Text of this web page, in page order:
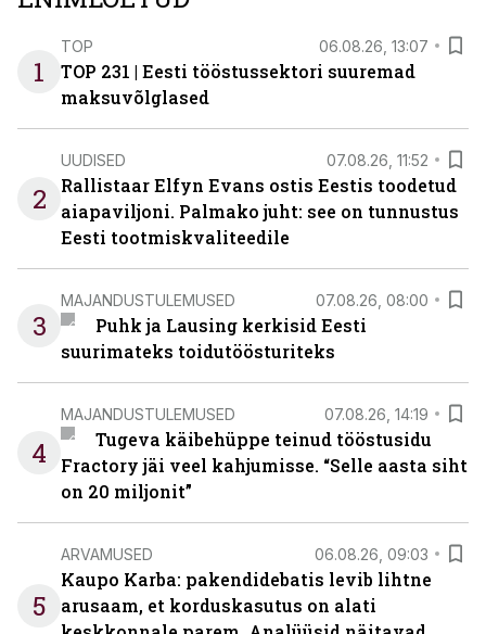
1
TOP 06.08.26, 13:07
TOP 231 | Eesti tööstussektori suuremad
maksuvõlglased
2
UUDISED 07.08.26, 11:52
Rallistaar Elfyn Evans ostis Eestis toodetud
aiapaviljoni. Palmako juht: see on tunnustus
Eesti tootmiskvaliteedile
3
MAJANDUSTULEMUSED 07.08.26, 08:00
Puhk ja Lausing kerkisid Eesti
suurimateks toidutöösturiteks
4
MAJANDUSTULEMUSED 07.08.26, 14:19
Tugeva käibehüppe teinud tööstusidu
Fractory jäi veel kahjumisse. “Selle aasta siht
on 20 miljonit”
5
ARVAMUSED 06.08.26, 09:03
Kaupo Karba: pakendidebatis levib lihtne
arusaam, et korduskasutus on alati